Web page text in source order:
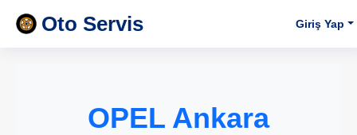
Oto Servis Giriş Yap
OPEL Ankara